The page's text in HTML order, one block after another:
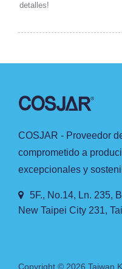
detalles!
COSJAR - Proveedor
comprometido a
excepcionales y
5F., No.14, Ln. 235,
New Taipei City 231,
Copyright © 2026 Taiwan